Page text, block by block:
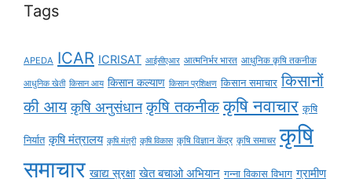
Tags
APEDA ICAR ICRISAT आईसीएआर आत्मनिर्भर भारत आधुनिक कृषि तकनीक
आधुनिक खेती किसान आय किसान कल्याण किसान प्रशिक्षण किसान समाचार किसानों
की आय कृषि अनुसंधान कृषि तकनीक कृषि नवाचार कृषि
निर्यात कृषि मंत्रालय कृषि मंत्री कृषि विकास कृषि विज्ञान केंद्र कृषि समाचर कृषि
समाचार खाद्य सुरक्षा खेत बचाओ अभियान गन्ना विकास विभाग ग्रामीण